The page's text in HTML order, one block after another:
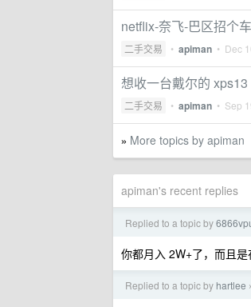
netflix-奈飞-巴区招个
二手交易 • apiman • Dec
想收一台戴尔的 xps13
二手交易 • apiman • Sep
» More topics by apiman
apiman's recent replies
Replied to a topic by
你都月入 2W+了，而且
Replied to a topic by hartlee ›